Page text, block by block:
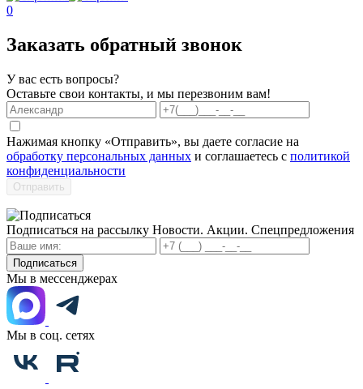
0
Заказать обратный звонок
У вас есть вопросы?
Оставьте свои контакты, и мы перезвоним вам!
Нажимая кнопку «Отправить», вы даете согласие на
обработку персональных данных и соглашаетесь с политикой
конфиденциальности
Отправить
Подписаться на рассылку Новости. Акции. Спецпредложения
Подписаться
Мы в мессенджерах
Мы в соц. сетях